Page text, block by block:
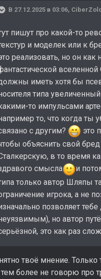
В 27.12.2025 в 03:06,
пишут про какой-то
и моделек или к
реализовать, но он
вселенной
иметь хотя бы
типа
то импульсами
то, что когда ты
с другим?
это
объяснить свой
в то время
смысла
и
только автор Шляпы
игрока, а не
позволяет
но автор
это как раз
твоё мнение.
более не говорю про